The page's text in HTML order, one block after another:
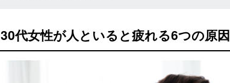
30代女性が人といると疲れる6つの原因